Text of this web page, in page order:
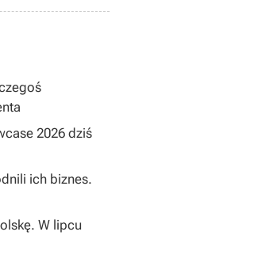
2026 dziś
ich biznes.
W lipcu